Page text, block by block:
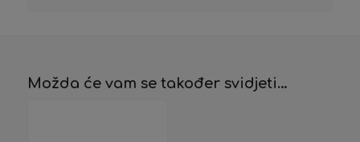
Možda će vam se također svidjeti…